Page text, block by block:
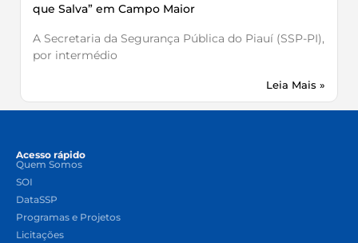
que Salva” em Campo Maior
A Secretaria da Segurança Pública do Piauí (SSP-PI),
por intermédio
Leia Mais »
Acesso rápido
Quem Somos
SOI
DataSSP
Programas e Projetos
Licitações